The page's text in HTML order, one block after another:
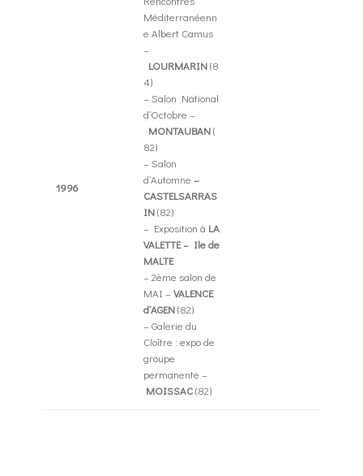
1996
Méditerranéenn
e Albert Camus
–
LOURMARIN(8
4)
– Salon National
d’Octobre –
MONTAUBAN(
82)
– Salon
d’Automne –
CASTELSARRAS
IN(82)
– Exposition à LA
VALETTE – Ile de
MALTE
– 2ème salon de
MAI – VALENCE
d’AGEN(82)
– Galerie du
Cloître : expo de
groupe
permanente –
MOISSAC(82)